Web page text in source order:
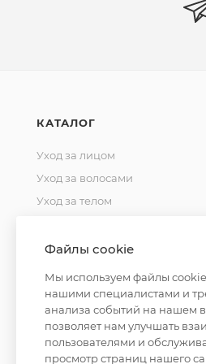
КАТАЛОГ
Уход за лицом
Уход за волосами
Уход за телом
Косметика для мужчин
Уход за полостью рта
Окрашивание волос
Файлы cookie
Мы используем файлы
нашими специалистами и
анализа событий на нашем
позволяет нам улучшать
пользователями и
просмотр страниц нашего